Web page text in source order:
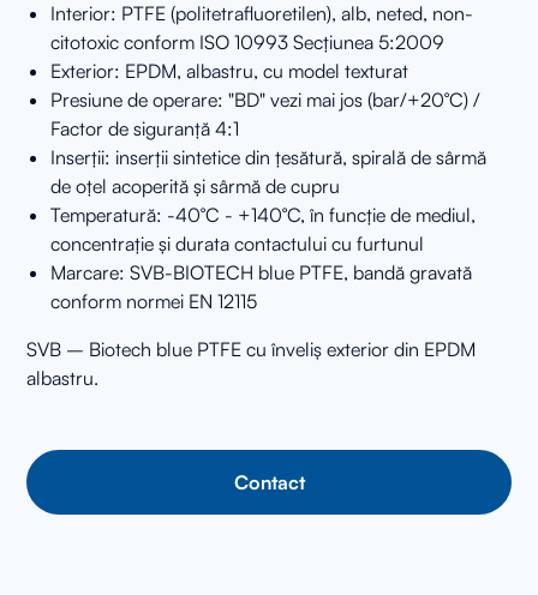
Interior: PTFE (politetrafluoretilen), alb, neted, non-
citotoxic conform ISO 10993 Secțiunea 5:2009
Exterior: EPDM, albastru, cu model texturat
Presiune de operare: "BD" vezi mai jos (bar/+20°C) /
Factor de siguranță 4:1
Inserții: inserții sintetice din țesătură, spirală de sârmă
de oțel acoperită și sârmă de cupru
Temperatură: -40°C - +140°C, în funcție de mediul,
concentrație și durata contactului cu furtunul
Marcare: SVB-BIOTECH blue PTFE, bandă gravată
conform normei EN 12115
SVB – Biotech blue PTFE cu înveliș exterior din EPDM
albastru.
Contact